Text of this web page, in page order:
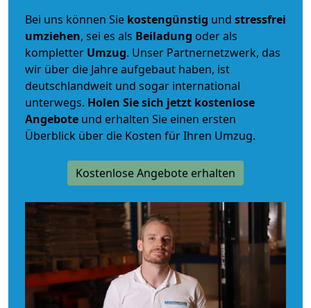
Bei uns können Sie kostengünstig und stressfrei
umziehen, sei es als Beiladung oder als
kompletter Umzug. Unser Partnernetzwerk, das
wir über die Jahre aufgebaut haben, ist
deutschlandweit und sogar international
unterwegs. Holen Sie sich jetzt kostenlose
Angebote und erhalten Sie einen ersten
Überblick über die Kosten für Ihren Umzug.
Kostenlose Angebote erhalten